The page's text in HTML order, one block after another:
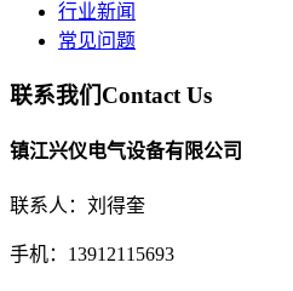
行业新闻
常见问题
联系我们Contact Us
镇江兴仪电气设备有限公司
联系人：刘得奎
手机：13912115693